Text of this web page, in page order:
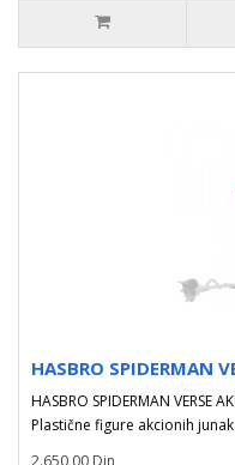
HASBRO SPIDERMAN
HASBRO SPIDERMAN VERSE
Plastične figure akcionih
2.650,00 Din